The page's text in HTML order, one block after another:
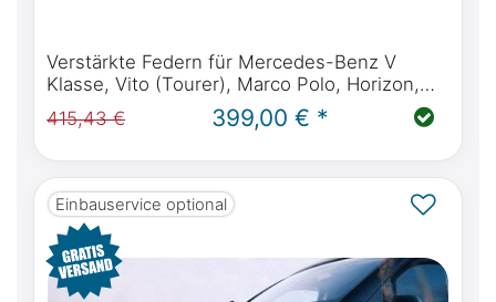
Verstärkte Federn für Mercedes-Benz V
Klasse, Vito (Tourer), Marco Polo, Horizon,
Activity W447 ab Baujahr 10.2014
415,43 € 399,00 € *
Einbauservice optional